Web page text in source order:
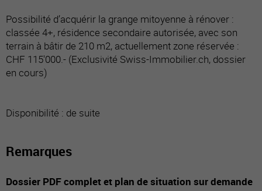
Possibilité d’acquérir la grange mitoyenne à rénover :
classée 4+, résidence secondaire autorisée, avec son
terrain à bâtir de 210 m2, actuellement zone réservée :
CHF 115'000.- (Exclusivité Swiss-Immobilier.ch, dossier
en cours)
Disponibilité : de suite
Remarques
Dossier PDF complet et plan de situation sur demande